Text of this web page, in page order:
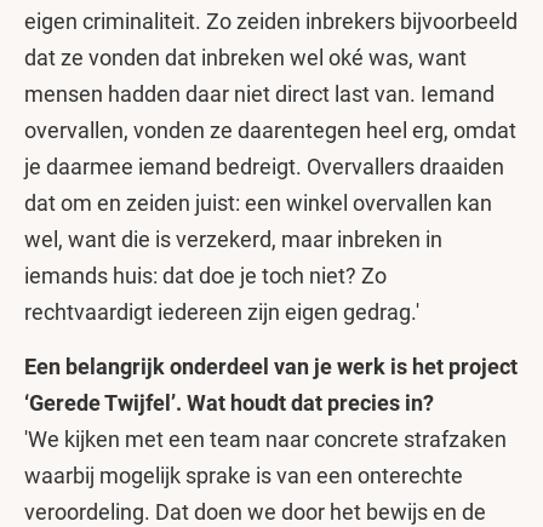
eigen criminaliteit. Zo zeiden inbrekers bijvoorbeeld
dat ze vonden dat inbreken wel oké was, want
mensen hadden daar niet direct last van. Iemand
overvallen, vonden ze daarentegen heel erg, omdat
je daarmee iemand bedreigt. Overvallers draaiden
dat om en zeiden juist: een winkel overvallen kan
wel, want die is verzekerd, maar inbreken in
iemands huis: dat doe je toch niet? Zo
rechtvaardigt iedereen zijn eigen gedrag.'
Een belangrijk onderdeel van je werk is het project
‘Gerede Twijfel’. Wat houdt dat precies in?
'We kijken met een team naar concrete strafzaken
waarbij mogelijk sprake is van een onterechte
veroordeling. Dat doen we door het bewijs en de